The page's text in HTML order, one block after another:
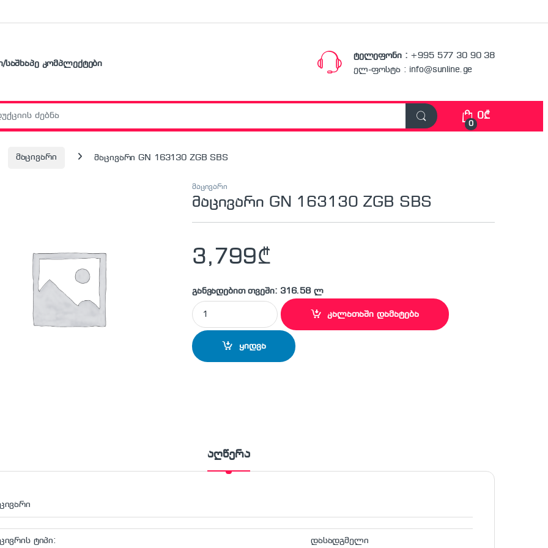
საშხაპე კომპლექტები
ტელეფონი : +995 577 30 90 38
ელ-ფოსტა : info@sunline.ge
0
0₾
მაცივარი მაცივარი GN 163130 ZGB SBS
მაცივარი
მაცივარი GN 163130 ZGB SBS
3,799₾
განვადებით თვეში: 316.58 ლ
მაცივარი GN 163130 ZGB SBS quantity
კალათაში დამატება
ყიდვა
აღწერა
ტიპი: დასადგმელი